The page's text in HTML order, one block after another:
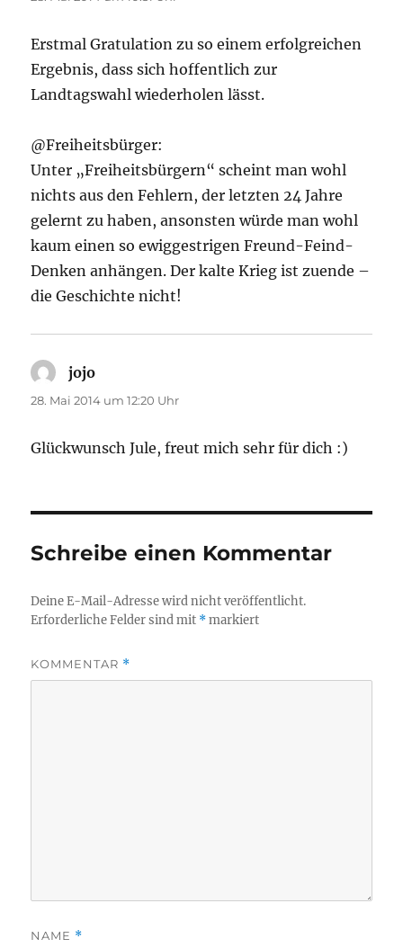
Erstmal Gratulation zu so einem erfolgreichen
Ergebnis, dass sich hoffentlich zur
Landtagswahl wiederholen lässt.
@Freiheitsbürger:
Unter „Freiheitsbürgern“ scheint man wohl
nichts aus den Fehlern, der letzten 24 Jahre
gelernt zu haben, ansonsten würde man wohl
kaum einen so ewiggestrigen Freund-Feind-
Denken anhängen. Der kalte Krieg ist zuende –
die Geschichte nicht!
jojo
28. Mai 2014 um 12:20 Uhr
Glückwunsch Jule, freut mich sehr für dich :)
Schreibe einen Kommentar
Deine E-Mail-Adresse wird nicht veröffentlicht.
Erforderliche Felder sind mit *markiert
KOMMENTAR *
NAME *